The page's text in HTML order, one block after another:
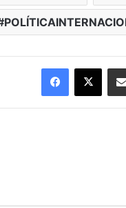
Facebook
X